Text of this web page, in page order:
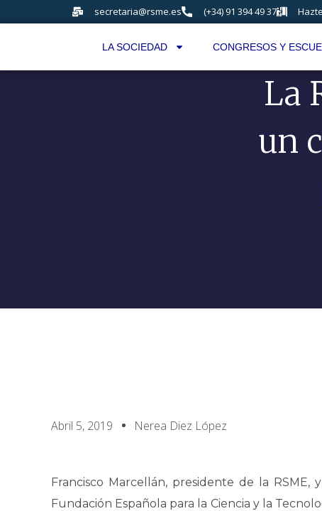
secretaria@rsme.es (+34) 91 394 49 37
LA SOCIEDAD CONGRESOS Y
La
un
Abril 5, 2019 Nerea Diez López
Francisco Marcellán, presidente de la
Fundación Española para la Ciencia y la